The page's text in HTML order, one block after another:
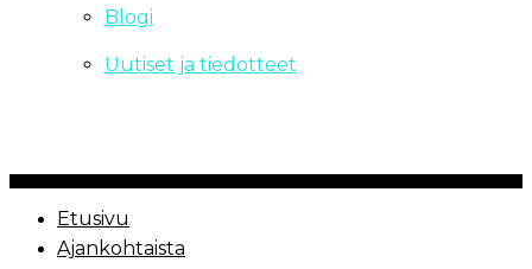
Blogi
Uutiset ja tiedotteet
Etusivu
Ajankohtaista